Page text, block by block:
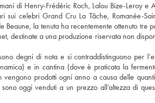
di Henry-Frédéric Roch, Lalou Bize-Leroy e
celebri Grand Cru La Tâche, Romanée-
Beaune, la tenuta ha recentemente ottenuto tre
destinate a una produzione riservata non
degni di nota e si contraddistinguono per
e in cantina (dove è praticata la
prodotti ogni anno a causa delle
oggi venduti a un prezzo all’altezza di